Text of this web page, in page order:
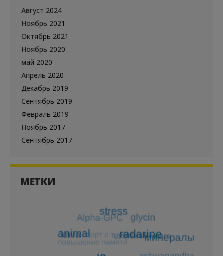
Август 2024
Ноябрь 2021
Октябрь 2021
Ноябрь 2020
май 2020
Апрель 2020
Декабрь 2019
Сентябрь 2019
Февраль 2019
Ноябрь 2017
Сентябрь 2017
МЕТКИ